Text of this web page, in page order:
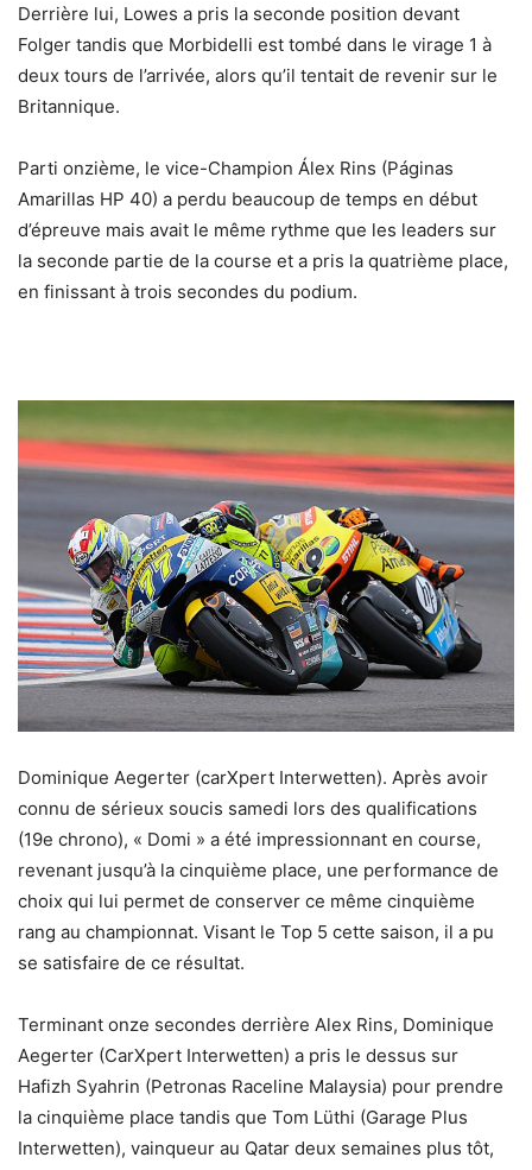
Derrière lui, Lowes a pris la seconde position devant
Folger tandis que Morbidelli est tombé dans le virage 1 à
deux tours de l’arrivée, alors qu’il tentait de revenir sur le
Britannique.
Parti onzième, le vice-Champion Álex Rins (Páginas
Amarillas HP 40) a perdu beaucoup de temps en début
d’épreuve mais avait le même rythme que les leaders sur
la seconde partie de la course et a pris la quatrième place,
en finissant à trois secondes du podium.
Dominique Aegerter (carXpert Interwetten). Après avoir
connu de sérieux soucis samedi lors des qualifications
(19e chrono), « Domi » a été impressionnant en course,
revenant jusqu’à la cinquième place, une performance de
choix qui lui permet de conserver ce même cinquième
rang au championnat. Visant le Top 5 cette saison, il a pu
se satisfaire de ce résultat.
Terminant onze secondes derrière Alex Rins, Dominique
Aegerter (CarXpert Interwetten) a pris le dessus sur
Hafizh Syahrin (Petronas Raceline Malaysia) pour prendre
la cinquième place tandis que Tom Lüthi (Garage Plus
Interwetten), vainqueur au Qatar deux semaines plus tôt,